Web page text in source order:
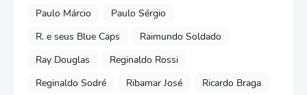
Paulo Márcio
Paulo Sérgio
R. e seus Blue Caps
Raimundo Soldado
Ray Douglas
Reginaldo Rossi
Reginaldo Sodré
Ribamar José
Ricardo Braga